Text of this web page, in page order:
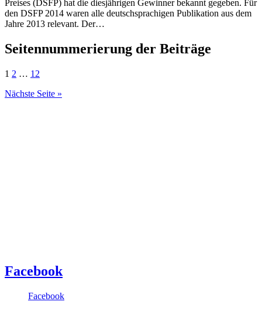
Preises (DSFP) hat die diesjährigen Gewinner bekannt gegeben. Für
den DSFP 2014 waren alle deutschsprachigen Publikation aus dem
Jahre 2013 relevant. Der…
Seitennummerierung der Beiträge
1 2 … 12
Nächste Seite »
Facebook
Facebook